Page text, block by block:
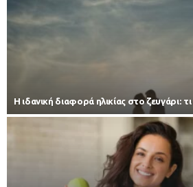
Η ιδανική διαφορά ηλικίας στο ζευγάρι: